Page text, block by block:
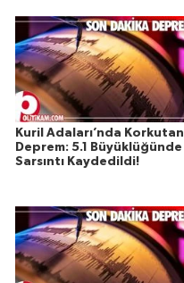
Kuril Adaları’nda Korkutan
Deprem: 5.1 Büyüklüğünde
Sarsıntı Kaydedildi!
SPOR
SÜRMANŞET
Susurluk
TEKNOLOJİ
Trend